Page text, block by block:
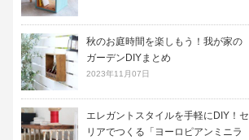
秋のお庭時間を楽しもう！我が家の
ガーデンDIYまとめ
2023年11月07日
エレガントスタイルを手軽にDIY！セ
リアでつくる「ヨーロピアンミニラ